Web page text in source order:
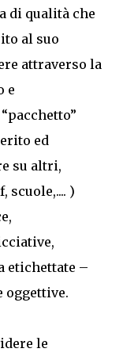
di qualità che
al suo
attraverso la
e
ed
su altri,
scuole,.... )
etichettate –
oggettive.
le